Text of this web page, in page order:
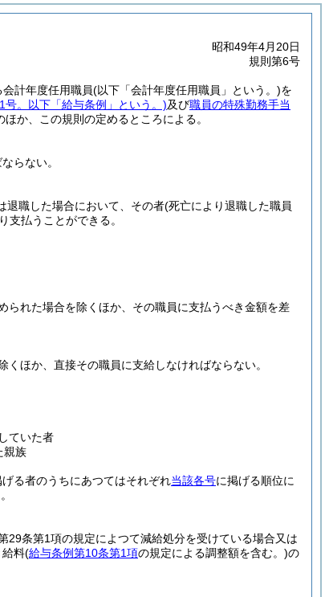
昭和49年4月20日
規則第6号
計年度任用職員(以下「会計年度任用職員」という。)を
。以下「給与条例」という。)及び職員の特殊勤務手当
ほか、この規則の定めるところによる。
らない。
退職した場合において、その者(死亡により退職した職員
支払うことができる。
られた場合を除くほか、その職員に支払うべき金額を差
くほか、直接その職員に支給しなければならない。
ていた者
親族
げる者のうちにあつてはそれぞれ当該各号に掲げる順位に
条第1項の規定によつて減給処分を受けている場合又は
給料(給与条例第10条第1項の規定による調整額を含む。)の